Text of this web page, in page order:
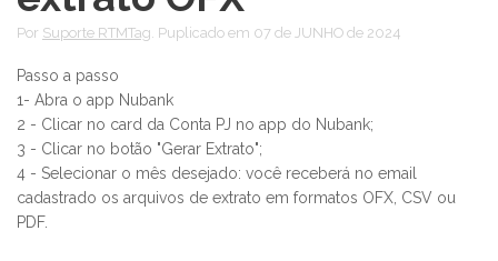
Por Suporte RTMTag. Puplicado em 07 de JUNHO de 2024
Passo a passo
1- Abra o app Nubank
2 - Clicar no card da Conta PJ no app do Nubank;
3 - Clicar no botão "Gerar Extrato";
4 - Selecionar o mês desejado: você receberá no email
cadastrado os arquivos de extrato em formatos OFX, CSV ou
PDF.